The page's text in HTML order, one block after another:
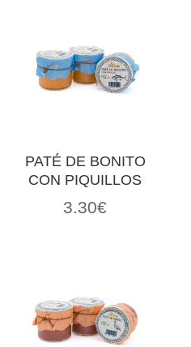
PATÉ DE BONITO
CON PIQUILLOS
3.30€